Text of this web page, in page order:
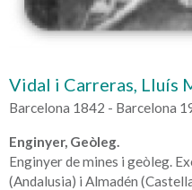
Vidal i Carreras, Lluís
Barcelona 1842 - Barcelona
Enginyer, Geòleg.
Enginyer de mines i geòleg.
(Andalusia) i Almadén